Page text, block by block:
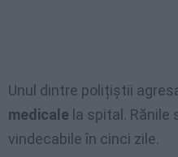
Unul dintre polițiștii
medicale la spital.
vindecabile în cinci zile.